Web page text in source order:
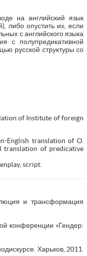
на английский язык
либо опустить их, если
с английского языка
с полупредикативной
русской структуры со
of Institute of foreign
English translation of O.
translation of predicative
script.
и трансформация
конференции «Гендер:
Харьков, 2011.